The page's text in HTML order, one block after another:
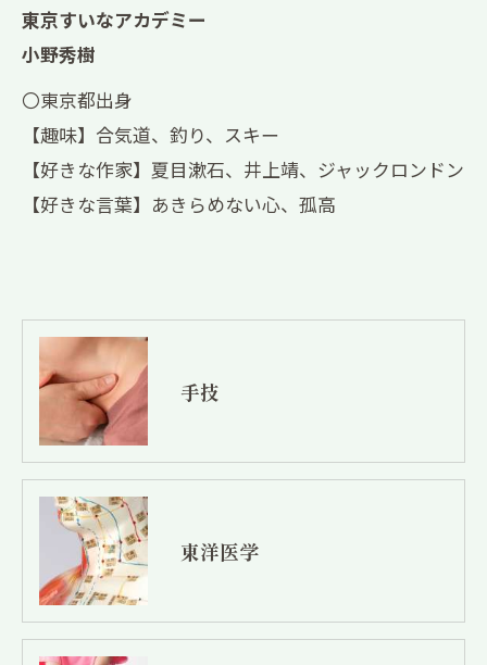
東京すいなアカデミー
小野秀樹
〇東京都出身
【趣味】合気道、釣り、スキー
【好きな作家】夏目漱石、井上靖、ジャックロンドン
【好きな言葉】あきらめない心、孤高
手技
東洋医学